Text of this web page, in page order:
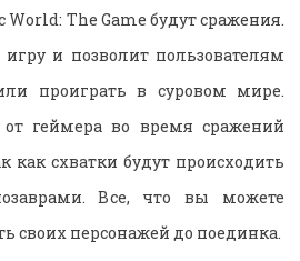
The Game будут сражения.
и позволит пользователям
проиграть в суровом мире.
от геймера во время сражений
как схватки будут происходить
Все, что вы можете
своих персонажей до поединка.